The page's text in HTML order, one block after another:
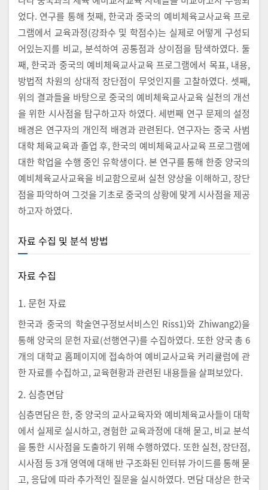
었다. 연구를 통해 첫째, 한국과 중국의 예비체육교사교육 프로
그램에서 교육과정(강좌수 및 학점수)는 실제로 어떻게 구성되
어있는지를 비교, 분석하여 공통점과 상이점을 탐색하였다. 둘
째, 한국과 중국의 예비체육교사교육 프로그램에서 목표, 내용,
방법적 차원의 상대적 장단점이 무엇인지를 고찰하였다. 셋째,
위의 결과들을 바탕으로 중국의 예비체육교사교육 실천의 개선
을 위한 시사점을 탐구하고자 하였다. 세번째 연구 문제의 설정
배경은 연구자의 개인적 배경과 관련된다. 연구자는 중국 사범
대학 체육교육과 졸업 후, 한국의 예비체육교사교육 프로그램에
대한 학업을 수행 중인 유학생이다. 본 연구를 통해 한중 양국의
예비체육교사교육을 비교함으로써 실천 양상을 이해하고, 장단
점을 파악하여 그것을 기초로 중국의 상황에 맞게 시사점을 제공
하고자 하였다.
자료 수집 및 분석 방법
자료 수집
1. 문헌 자료
한국과 중국의 학술연구정보서비스인 Riss1)와 Zhiwang2)을
통해 양국의 문헌 자료(선행연구)를 수집하였다. 또한 양국 총 6
개의 대학교 홈페이지에 접속하여 예비교사교육 커리큘럼에 관
한 자료를 수집하고, 교육현황과 관련된 내용들을 살펴보았다.
2. 심층면담
심층면담은 한, 중 양국의 교사교육자와 예비체육교사들이 대학
에서 실제로 실시하고, 경험한 교육과정에 대해 묻고, 비교 분석
을 통한 시사점을 도출하기 위해 수행하였다. 또한 실천, 장단점,
시사점 등 3개 영역에 대해 반 구조화된 인터뷰 가이드를 통해 묻
고, 응답에 따라 추가적인 질문을 실시하였다. 면담 대상은 한국